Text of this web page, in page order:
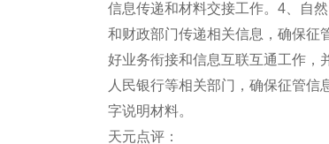
信息传递和材料交接工作。4、自
和财政部门传递相关信息，确保征
好业务衔接和信息互联互通工作，
人民银行等相关部门，确保征管
字说明材料。
天元点评：